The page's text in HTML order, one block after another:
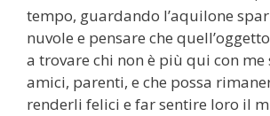
tempo, guardando l’aquilone
nuvole e pensare che
a trovare chi non è più qui con
amici, parenti, e che possa
renderli felici e far sentire loro il